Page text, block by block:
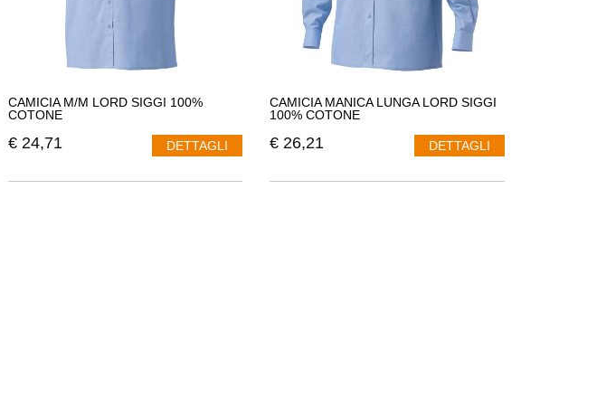
CAMICIA M/M LORD SIGGI 100%
COTONE
€ 24,71 DETTAGLI
CAMICIA MANICA LUNGA LORD SIGGI
100% COTONE
€ 26,21 DETTAGLI